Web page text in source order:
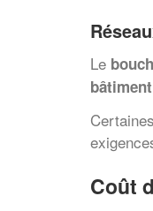
Le
bâtiment
Coût